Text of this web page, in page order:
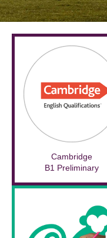
Cambridge
B1 Preliminary